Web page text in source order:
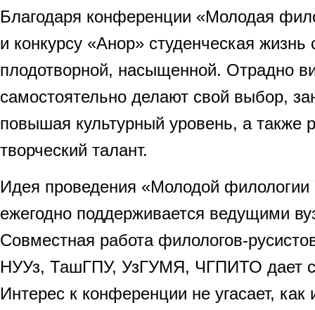
Благодаря конференции «Молодая
и конкурсу «Анор» студенческая жизнь
плодотворной, насыщенной. Отрадно
самостоятельно делают свой выбор,
повышая культурный уровень, а также
творческий талант.
Идея проведения «Молодой филологии
ежегодно поддерживается ведущими
Совместная работа филологов-
НУУз, ТашГПУ, УзГУМЯ, ЧГПИТО дает
Интерес к конференции не угасает, как